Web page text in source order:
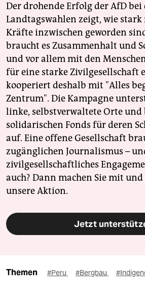
Der drohende Erfolg der AfD
Landtagswahlen zeigt, wie
Kräfte inzwischen geworden
braucht es Zusammenhalt und
und vor allem mit den
für eine starke Zivilgesellschaft
kooperiert deshalb mit "Alles
Zentrum". Die Kampagne
linke, selbstverwaltete Orte und
solidarischen Fonds für deren
auf. Eine offene Gesellschaft
zugänglichen Journalismus –
zivilgesellschaftliches
auch? Dann machen Sie mit
unsere Aktion.
Jetzt
Themen #Peru #Bergbau